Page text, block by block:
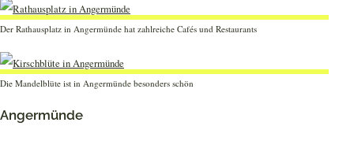
Der Rathausplatz in Angermünde hat zahlreiche Cafés und Restaurants
Die Mandelblüte ist in Angermünde besonders schön
Angermünde